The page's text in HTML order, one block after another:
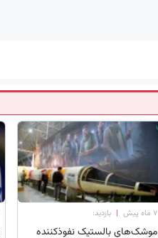
۷ ماه پیش | بازدید:
موشک‌های بالستیک نفوذکننده